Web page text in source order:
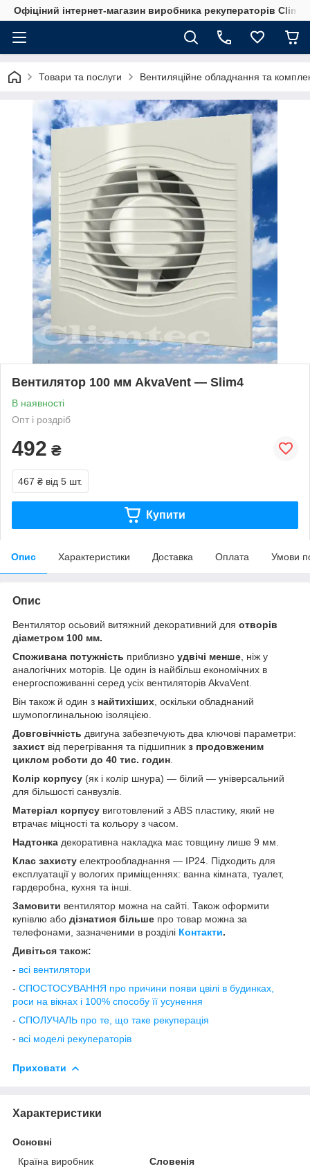
Офіціний інтернет-магазин виробника рекуператорів
Товари та послуги Вентиляційне обладнання та
Вентилятор 100 мм AkvaVent — Slim4
В наявності
Опт і роздріб
492 ₴
467 ₴ від 5 шт.
Купити
Опис Характеристики Доставка Оплата Умови
Опис
Вентилятор осьовий витяжний декоративний для отворів
діаметром 100 мм.
Споживана потужність приблизно удвічі менше , ніж у
аналогічних моторів. Це один із найбільш економічних в
енергоспоживанні серед усіх вентиляторів AkvaVent.
Він також й один з найтихіших , оскільки обладнаний
шумопоглинальною ізоляцією.
Довговічність двигуна забезпечують два ключові параметри:
захист від перегрівання та підшипник з продовженим
циклом роботи до 40 тис. годин
Колір корпусу (як і колір шнура) — білий — універсальний
для більшості санвузлів.
Матеріал корпусу виготовлений з ABS пластику, який не
втрачає міцності та кольору з часом.
Надтонка декоративна накладка має товщину лише 9 мм.
Клас захисту електрообладнання — IP24. Підходить для
експлуатації у вологих приміщеннях: ванна кімната, туалет,
гардеробна, кухня та інші.
Замовити вентилятор можна на сайті. Також оформити
купівлю або дізнатися більше про товар можна за
телефонами, зазначеними в розділі Контакти.
Дивіться також:
- всі вентилятори
- СПОСТОСУВАННЯ про причини появи цвілі в будинках,
роси на вікнах і 100% способу її усунення
- СПОЛУЧАЛЬ про те, що таке рекуперація
- всі моделі рекуператорів
Приховати
Характеристики
Основні
Країна виробник
Словенія